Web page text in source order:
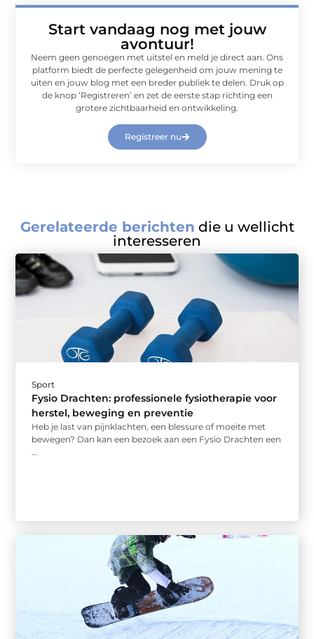
Start vandaag nog met jouw
avontuur!
Neem geen genoegen met uitstel en meld je direct aan. Ons
platform biedt de perfecte gelegenheid om jouw mening te
uiten en jouw blog met een breder publiek te delen. Druk op
de knop ‘Registreren’ en zet de eerste stap richting een
grotere zichtbaarheid en ontwikkeling.
Registreer nu
Gerelateerde berichten die u wellicht
interesseren
Sport
Fysio Drachten: professionele fysiotherapie voor
herstel, beweging en preventie
Heb je last van pijnklachten, een blessure of moeite met
bewegen? Dan kan een bezoek aan een Fysio Drachten een
...